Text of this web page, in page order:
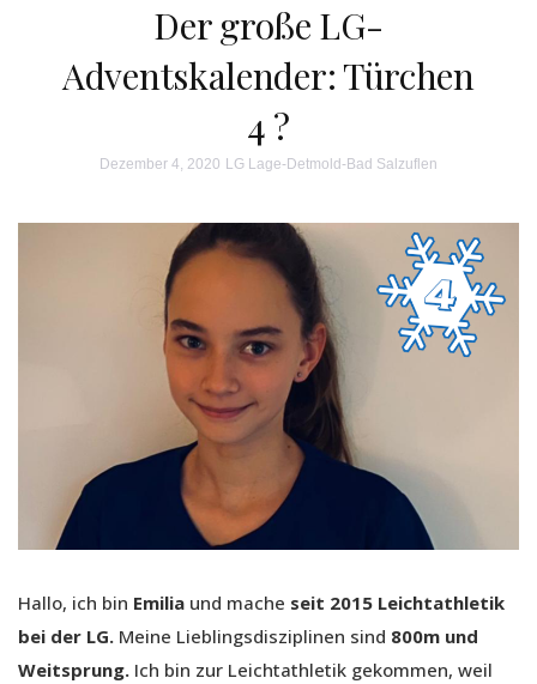
Der große LG-
Adventskalender: Türchen
4 ?
Dezember 4, 2020 LG Lage-Detmold-Bad Salzuflen
Hallo, ich bin Emilia und mache seit 2015 Leichtathletik
bei der LG. Meine Lieblingsdisziplinen sind 800m und
Weitsprung. Ich bin zur Leichtathletik gekommen, weil